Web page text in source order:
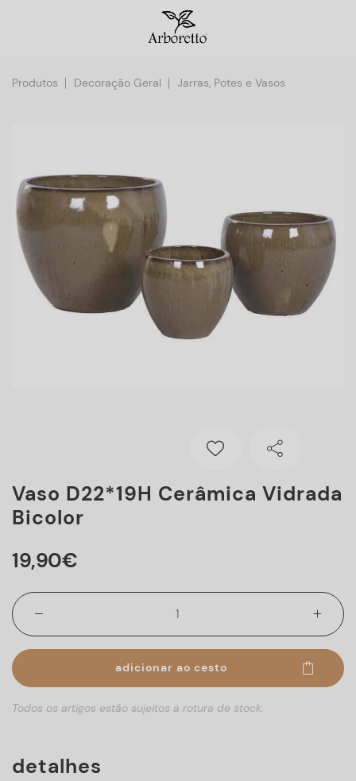
Produtos Decoração Geral Jarras, Potes e Vasos
Vaso D22*19H Cerâmica Vidrada
Bicolor
19,90€
adicionar ao cesto
Todos os artigos estão sujeitos a rotura de stock.
detalhes